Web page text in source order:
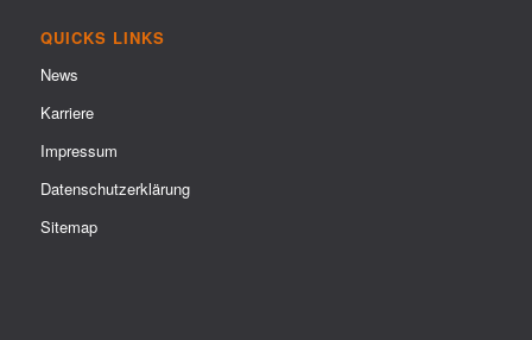
QUICKS LINKS
News
Karriere
Impressum
Datenschutzerklärung
Sitemap